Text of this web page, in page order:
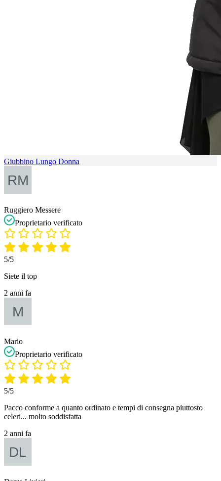
Giubbino Lungo Donna
Ruggiero Messere
Proprietario verificato
5/5
Siete il top
2 anni fa
Mario
Proprietario verificato
5/5
Pacco conforme a quanto ordinato e tempi di consegna piuttosto
celeri... molto soddisfatta
2 anni fa